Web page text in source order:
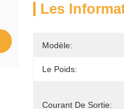
Les
Modèle:
Le Poids:
Courant De Sortie: